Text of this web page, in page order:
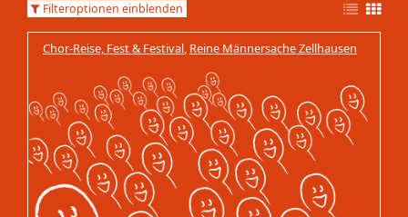
Filteroptionen einblenden
Chor-Reise, Fest & Festival, Reine Männersache Zellhausen